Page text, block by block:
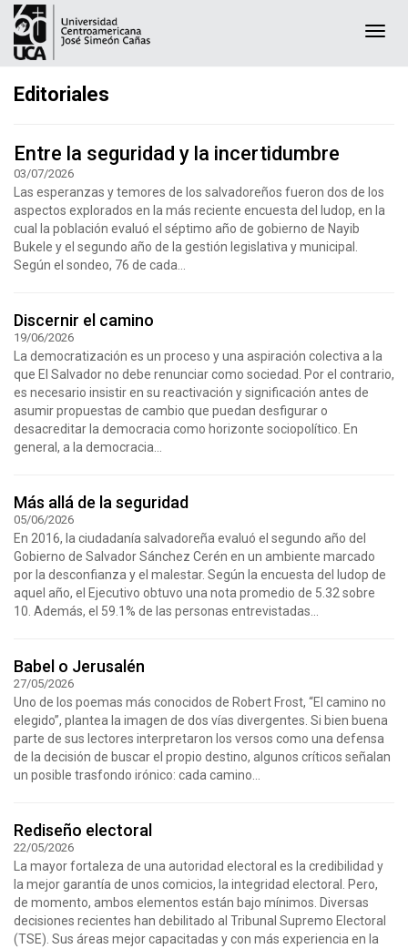
Editoriales
Entre la seguridad y la incertidumbre
03/07/2026
Las esperanzas y temores de los salvadoreños fueron dos de los
aspectos explorados en la más reciente encuesta del Iudop, en la
cual la población evaluó el séptimo año de gobierno de Nayib
Bukele y el segundo año de la gestión legislativa y municipal.
Según el sondeo, 76 de cada...
Discernir el camino
19/06/2026
La democratización es un proceso y una aspiración colectiva a la
que El Salvador no debe renunciar como sociedad. Por el contrario,
es necesario insistir en su reactivación y significación antes de
asumir propuestas de cambio que puedan desfigurar o
desacreditar la democracia como horizonte sociopolítico. En
general, a la democracia...
Más allá de la seguridad
05/06/2026
En 2016, la ciudadanía salvadoreña evaluó el segundo año del
Gobierno de Salvador Sánchez Cerén en un ambiente marcado
por la desconfianza y el malestar. Según la encuesta del Iudop de
aquel año, el Ejecutivo obtuvo una nota promedio de 5.32 sobre
10. Además, el 59.1% de las personas entrevistadas...
Babel o Jerusalén
27/05/2026
Uno de los poemas más conocidos de Robert Frost, “El camino no
elegido”, plantea la imagen de dos vías divergentes. Si bien buena
parte de sus lectores interpretaron los versos como una defensa
de la decisión de buscar el propio destino, algunos críticos señalan
un posible trasfondo irónico: cada camino...
Rediseño electoral
22/05/2026
La mayor fortaleza de una autoridad electoral es la credibilidad y
la mejor garantía de unos comicios, la integridad electoral. Pero,
de momento, ambos elementos están bajo mínimos. Diversas
decisiones recientes han debilitado al Tribunal Supremo Electoral
(TSE). Sus áreas mejor capacitadas y con más experiencia en la